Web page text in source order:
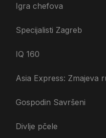
Igra chefova
Specijalisti Zagreb
IQ 160
Asia Express: Zmajeva
Gospodin Savršeni
Divlje pčele